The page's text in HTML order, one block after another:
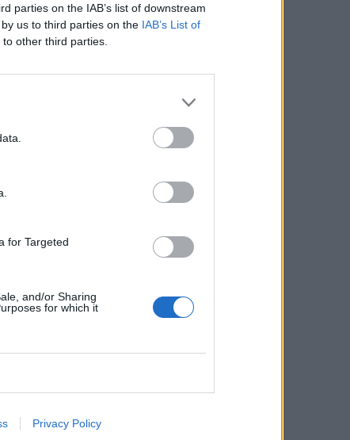
parties on the IAB’s list of downstream
us to third parties on the IAB’s List of
other third parties.
for Targeted
and/or Sharing
for which it
Privacy Policy